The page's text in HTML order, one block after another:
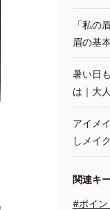
「私の
眉の基
暑い日
は｜大
アイメ
しメイ
関連キ
#ポイン